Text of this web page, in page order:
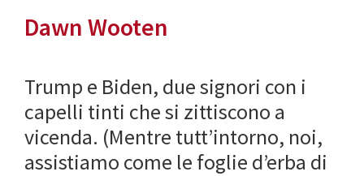
critica
sociale
Dawn Wooten
Trump e Biden, due signori con i
capelli tinti che si zittiscono a
vicenda. (Mentre tutt’intorno, noi,
assistiamo come le foglie d’erba di